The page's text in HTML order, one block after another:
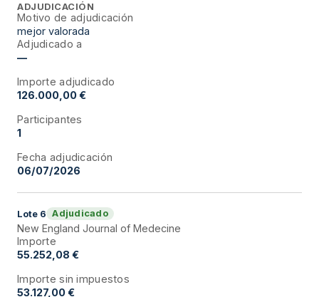
ADJUDICACIÓN
Motivo de adjudicación
mejor valorada
Adjudicado a
—
Importe adjudicado
126.000,00 €
Participantes
1
Fecha adjudicación
06/07/2026
Lote 6 Adjudicado
New England Journal of Medecine
Importe
55.252,08 €
Importe sin impuestos
53.127,00 €